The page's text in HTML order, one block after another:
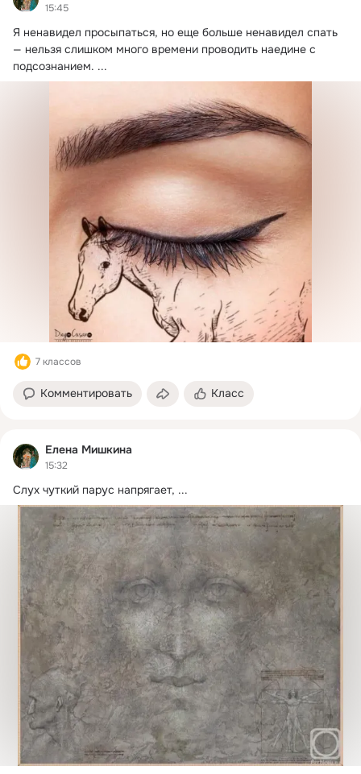
15:45
Я ненавидел просыпаться, но еще больше ненавидел спать
— нельзя слишком много времени проводить наедине с
подсознанием. ...
7 классов
Комментировать Класс
Елена Мишкина
15:32
Слух чуткий парус напрягает, ...